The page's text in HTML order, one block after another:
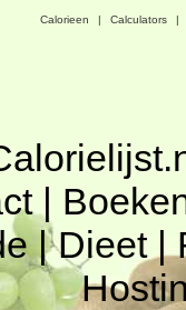
Calorieen | Calculators |
|
|Dieet|